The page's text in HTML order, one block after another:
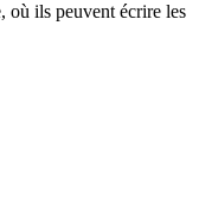
où ils peuvent écrire les